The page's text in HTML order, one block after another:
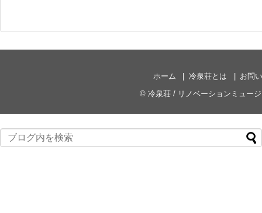
ホーム 冷泉荘とは
お問
© 冷泉荘 / リノベーションミュー